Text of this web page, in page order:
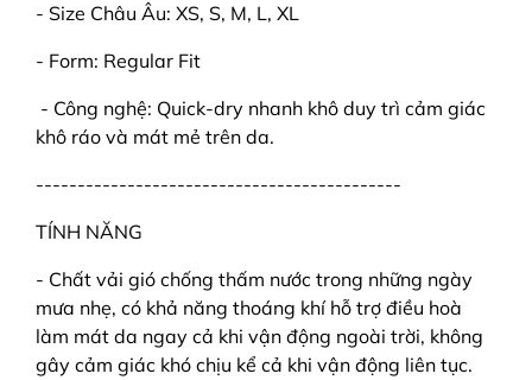
- Size Châu Âu: XS, S, M, L, XL
- Form: Regular Fit
- Công nghệ: Quick-dry nhanh khô duy trì cảm giác
khô ráo và mát mẻ trên da.
--------------------------------------------
TÍNH NĂNG
- Chất vải gió chống thấm nước trong những ngày
mưa nhẹ, có khả năng thoáng khí hỗ trợ điều hoà
làm mát da ngay cả khi vận động ngoài trời, không
gây cảm giác khó chịu kể cả khi vận động liên tục.